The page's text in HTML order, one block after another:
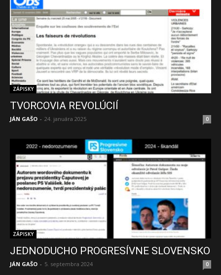
ZÁPISKY
TVORCOVIA REVOLÚCIÍ
JÁN GAŠO - 24. januára 2025 0
ZÁPISKY
JEDNODUCHO PROGRESÍVNE SLOVENSKO
JÁN GAŠO - 5. septembra 2024 0